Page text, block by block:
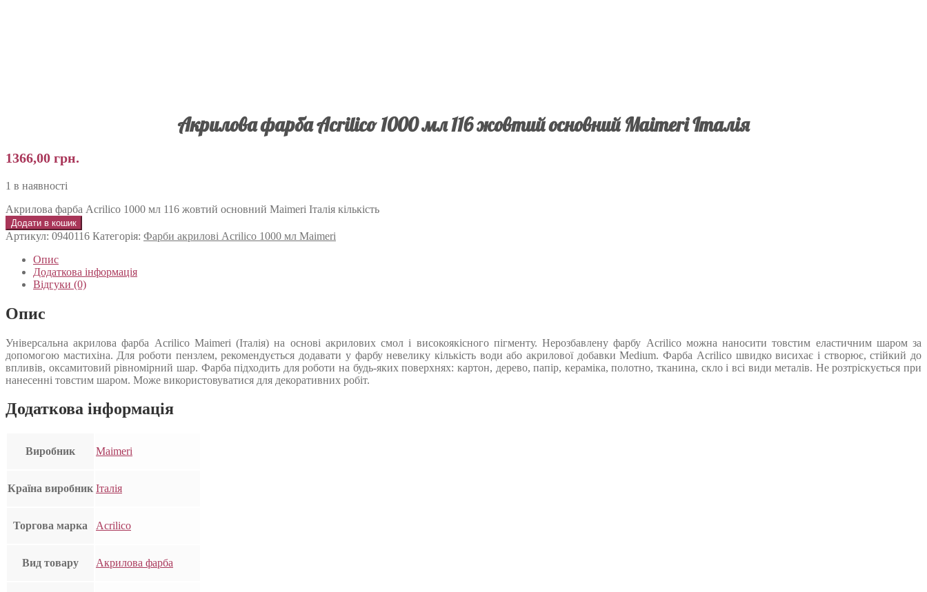
Акрилова фарба Acrilico 1000 мл 116 жовтий основний Maimeri Італія
1366,00 грн.
1 в наявності
Акрилова фарба Acrilico 1000 мл 116 жовтий основний Maimeri Італія кількість
Додати в кошик
Артикул: 0940116 Категорія: Фарби акрилові Acrilico 1000 мл Maimeri
Опис
Додаткова інформація
Відгуки (0)
Опис
Універсальна акрилова фарба Acrilico Maimeri (Італія) на основі акрилових смол і високоякісного пігменту. Нерозбавлену фарбу Acrilico можна наносити товстим еластичним шаром за
допомогою мастихіна. Для роботи пензлем, рекомендується додавати у фарбу невелику кількість води або акрилової добавки Medium. Фарба Acrilico швидко висихає і створює, стійкий до
впливів, оксамитовий рівномірний шар. Фарба підходить для роботи на будь-яких поверхнях: картон, дерево, папір, кераміка, полотно, тканина, скло і всі види металів. Не розтріскується при
нанесенні товстим шаром. Може використовуватися для декоративних робіт.
Додаткова інформація
Виробник Maimeri
Країна виробник Італія
Торгова марка Acrilico
Вид товару Акрилова фарба